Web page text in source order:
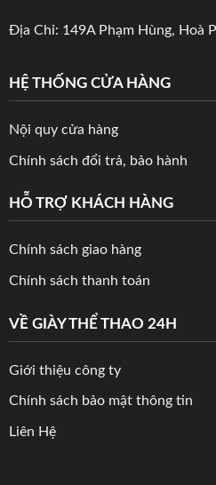
Địa Chỉ: 149A Phạm Hùng, Hoà
HỆ THỐNG CỬA HÀNG
Nội quy cửa hàng
Chính sách đổi trả, bảo hành
HỖ TRỢ KHÁCH HÀNG
Chính sách giao hàng
Chính sách thanh toán
VỀ GIÀY THỂ THAO 24H
Giới thiệu công ty
Chính sách bảo mật thông tin
Liên Hệ